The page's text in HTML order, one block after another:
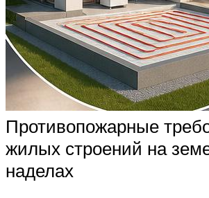
Противопожарные
жилых строений на
наделах